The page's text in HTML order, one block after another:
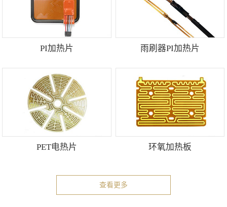
PI加热片 雨刷器PI加热片
PET电热片 环氧加热板
查看更多